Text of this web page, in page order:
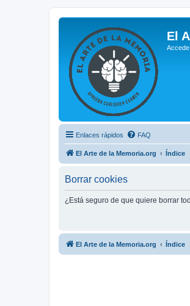
El
Enlaces rápidos FAQ
El Arte de la Memoria.org Índice
Borrar cookies
¿Está seguro de que quiere borrar
El Arte de la Memoria.org Índice